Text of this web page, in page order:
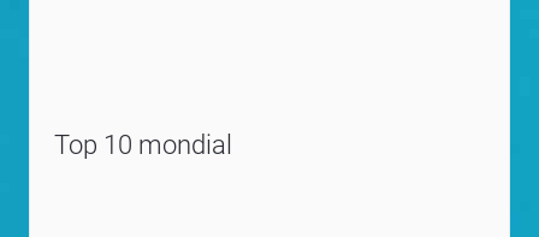
Top 10 mondial